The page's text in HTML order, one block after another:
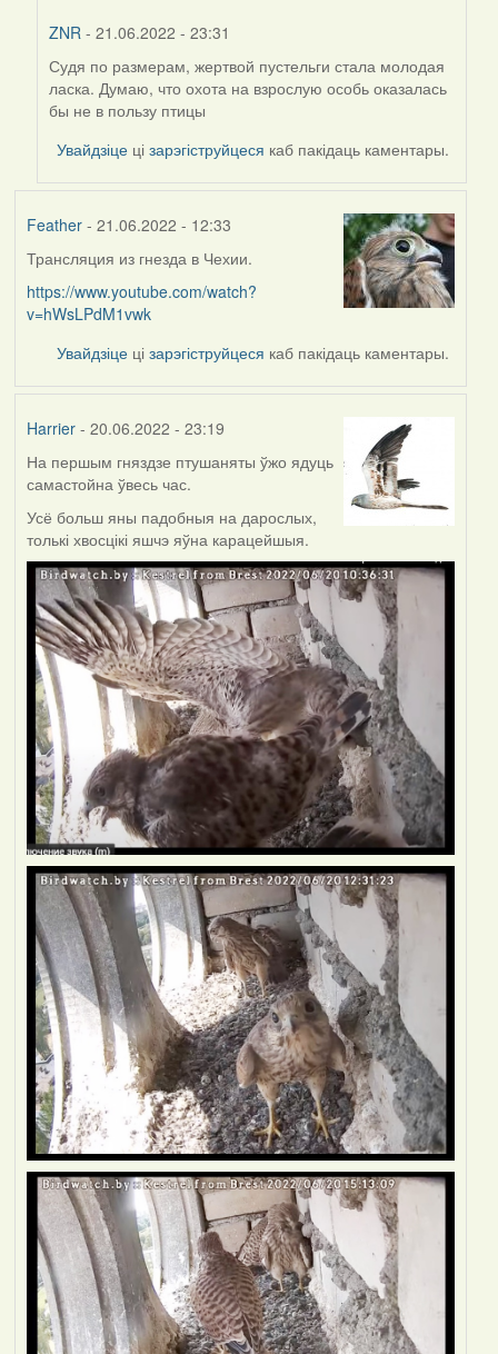
ZNR - 21.06.2022 - 23:31
In
reply
to
by
Harrier
Судя по размерам, жертвой пустельги стала молодая
ласка. Думаю, что охота на взрослую особь оказалась
бы не в пользу птицы
Увайдзіце цізарэгіструйцеся каб пакідаць каментары.
Feather- 21.06.2022 - 12:33
Трансляция из гнезда в Чехии.
https://www.youtube.com/watch?
v=hWsLPdM1vwk
Увайдзіце цізарэгіструйцеся каб пакідаць каментары.
Harrier- 20.06.2022 - 23:19
На першым гняздзе птушаняты ўжо ядуць
самастойна ўвесь час.
Усё больш яны падобныя на дарослых,
толькі хвосцікі яшчэ яўна карацейшыя.